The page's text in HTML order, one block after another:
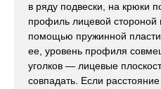
в ряду подвески, на крюки
профиль лицевой стороной
помощью пружинной
ее, уровень профиля
уголков — лицевые
совпадать. Если